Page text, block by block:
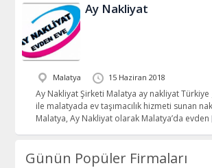
Ay Nakliyat
Malatya 15 Haziran 2018
Ay Nakliyat Şirketi Malatya ay nakliyat
ile malatyada ev taşımacılık hizmeti sunan
Malatya, Ay Nakliyat olarak Malatya’da evden
Günün Popüler Firmaları